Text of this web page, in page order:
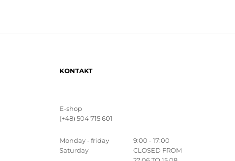
KONTAKT
E-shop
(+48) 504 715 601
Monday - friday
9:00 - 17:00
Saturday
CLOSED FROM